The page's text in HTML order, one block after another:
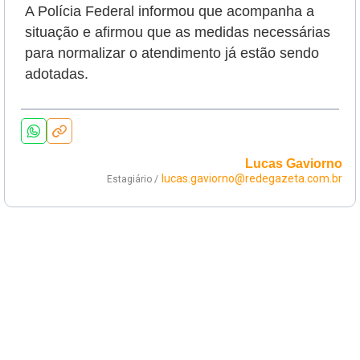
A Polícia Federal informou que acompanha a
situação e afirmou que as medidas necessárias
para normalizar o atendimento já estão sendo
adotadas.
Lucas Gaviorno
Estagiário / lucas.gaviorno@redegazeta.com.br